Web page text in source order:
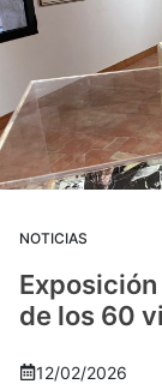
NOTICIAS
de los 60
12/02/2026